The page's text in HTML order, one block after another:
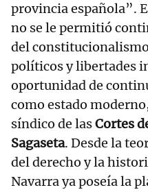
provincia española”.
no se le permitió
del
políticos y libertades
oportunidad de
como estado
síndico de lasCortes
Sagaseta. Desde la
del derecho y la
Navarra ya poseía la